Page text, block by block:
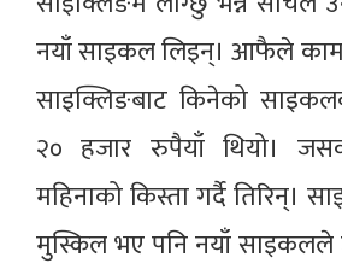
नयाँ साइकल लिइन्। आफैले काम
साइक्लिङबाट किनेको
२० हजार रुपैयाँ थियो।
महिनाको किस्ता गर्दै तिरिन्।
मुस्किल भए पनि नयाँ